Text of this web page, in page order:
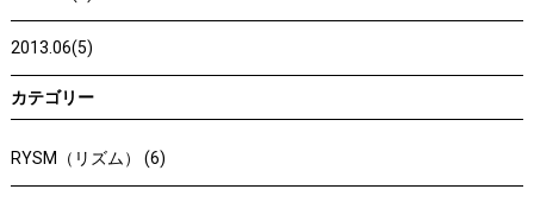
2013.06(5)
カテゴリー
RYSM（リズム） (6)